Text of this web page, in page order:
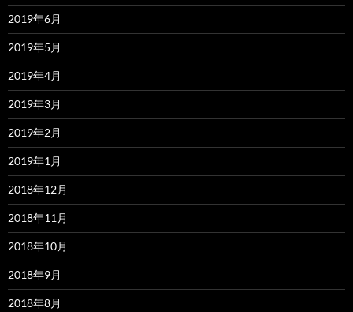
2019年6月
2019年5月
2019年4月
2019年3月
2019年2月
2019年1月
2018年12月
2018年11月
2018年10月
2018年9月
2018年8月